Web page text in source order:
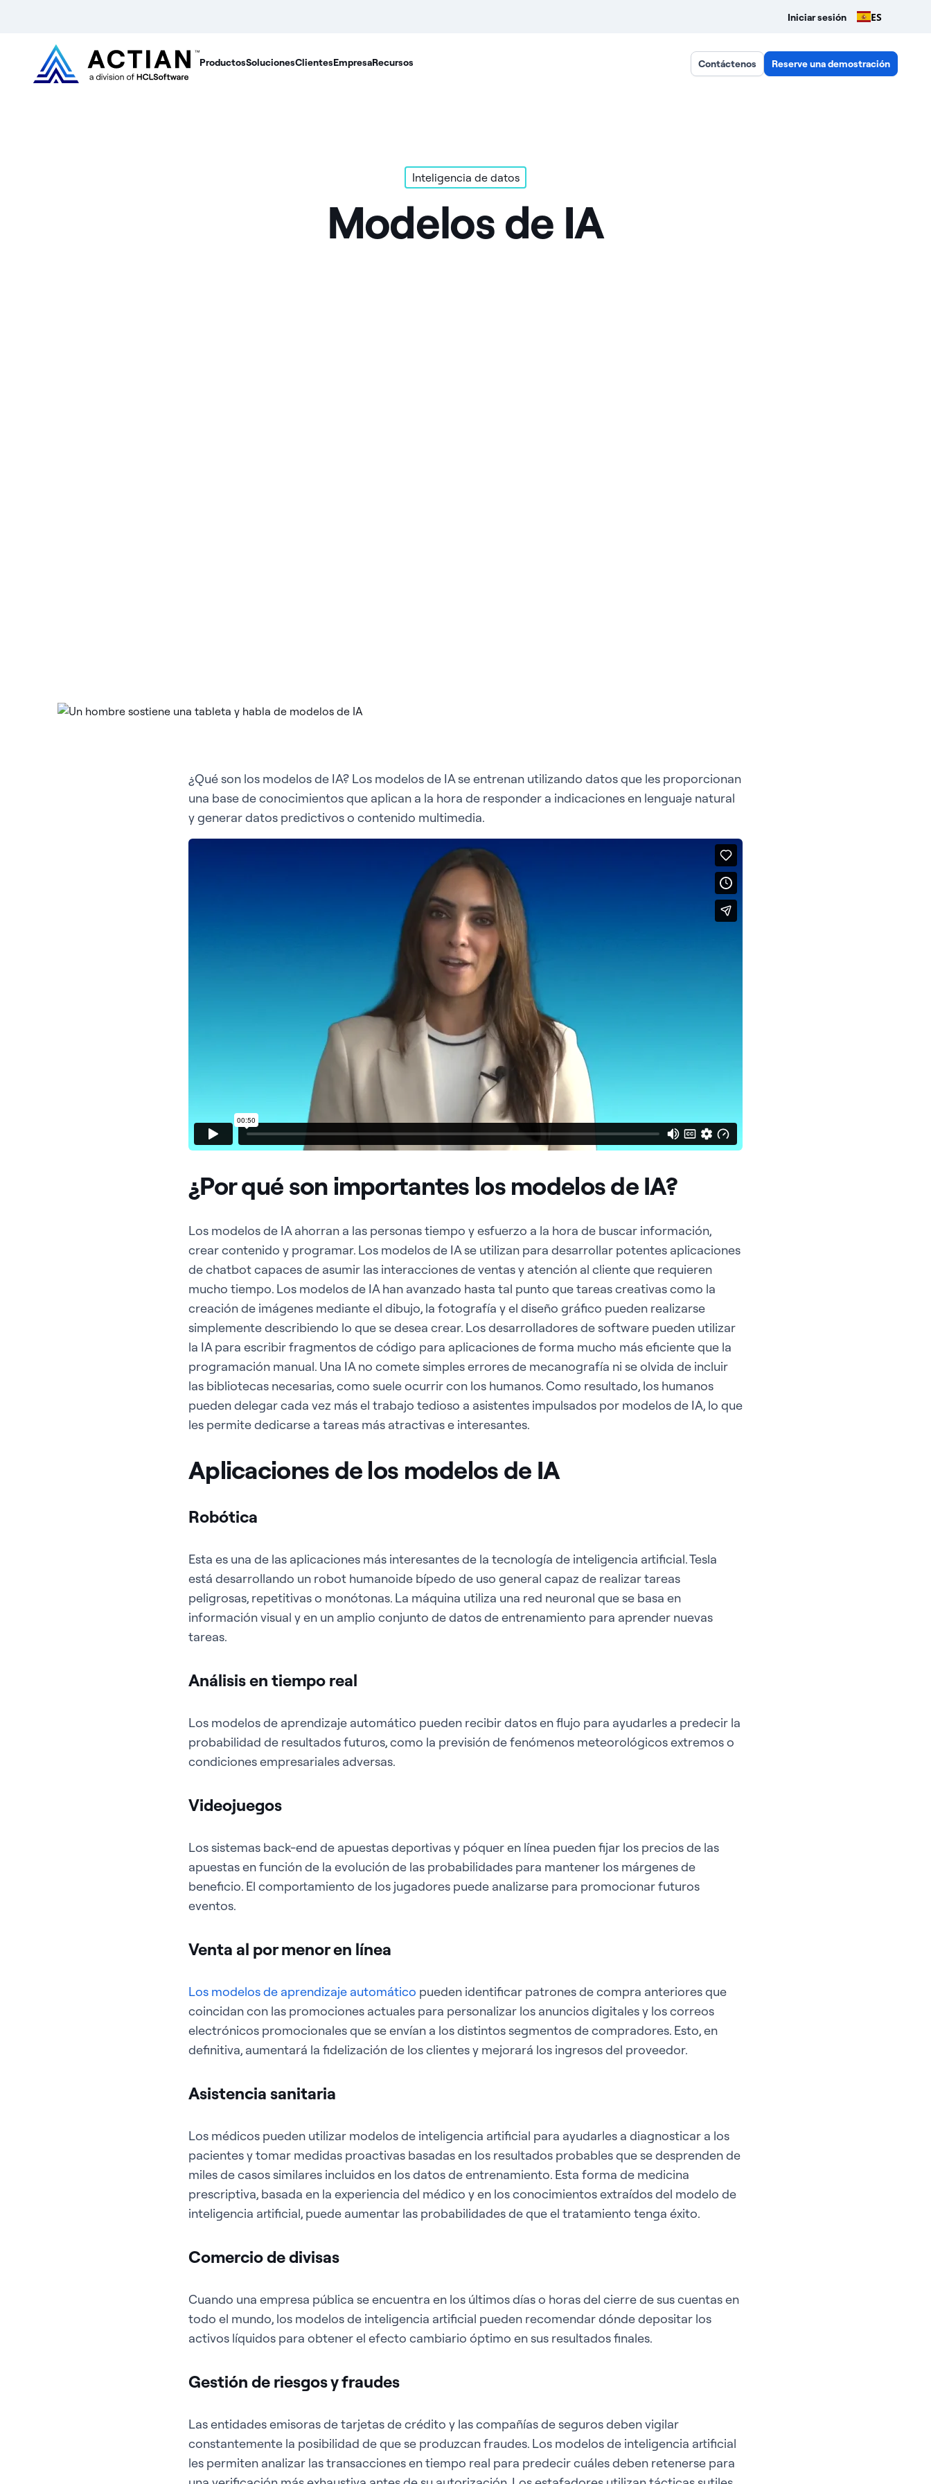
Iniciar sesión ES
ProductosSolucionesClientesEmpresaRecursos Contáctenos Reserve una demostración
Inteligencia de datos
Modelos de IA
¿Qué son los modelos de IA? Los modelos de IA se entrenan utilizando datos que les proporcionan
una base de conocimientos que aplican a la hora de responder a indicaciones en lenguaje natural
y generar datos predictivos o contenido multimedia.
¿Por qué son importantes los modelos de IA?
Los modelos de IA ahorran a las personas tiempo y esfuerzo a la hora de buscar información,
crear contenido y programar. Los modelos de IA se utilizan para desarrollar potentes aplicaciones
de chatbot capaces de asumir las interacciones de ventas y atención al cliente que requieren
mucho tiempo. Los modelos de IA han avanzado hasta tal punto que tareas creativas como la
creación de imágenes mediante el dibujo, la fotografía y el diseño gráfico pueden realizarse
simplemente describiendo lo que se desea crear. Los desarrolladores de software pueden utilizar
la IA para escribir fragmentos de código para aplicaciones de forma mucho más eficiente que la
programación manual. Una IA no comete simples errores de mecanografía ni se olvida de incluir
las bibliotecas necesarias, como suele ocurrir con los humanos. Como resultado, los humanos
pueden delegar cada vez más el trabajo tedioso a asistentes impulsados por modelos de IA, lo que
les permite dedicarse a tareas más atractivas e interesantes.
Aplicaciones de los modelos de IA
Robótica
Esta es una de las aplicaciones más interesantes de la tecnología de inteligencia artificial. Tesla
está desarrollando un robot humanoide bípedo de uso general capaz de realizar tareas
peligrosas, repetitivas o monótonas. La máquina utiliza una red neuronal que se basa en
información visual y en un amplio conjunto de datos de entrenamiento para aprender nuevas
tareas.
Análisis en tiempo real
Los modelos de aprendizaje automático pueden recibir datos en flujo para ayudarles a predecir la
probabilidad de resultados futuros, como la previsión de fenómenos meteorológicos extremos o
condiciones empresariales adversas.
Videojuegos
Los sistemas back-end de apuestas deportivas y póquer en línea pueden fijar los precios de las
apuestas en función de la evolución de las probabilidades para mantener los márgenes de
beneficio. El comportamiento de los jugadores puede analizarse para promocionar futuros
eventos.
Venta al por menor en línea
Los modelos de aprendizaje automático pueden identificar patrones de compra anteriores que
coincidan con las promociones actuales para personalizar los anuncios digitales y los correos
electrónicos promocionales que se envían a los distintos segmentos de compradores. Esto, en
definitiva, aumentará la fidelización de los clientes y mejorará los ingresos del proveedor.
Asistencia sanitaria
Los médicos pueden utilizar modelos de inteligencia artificial para ayudarles a diagnosticar a los
pacientes y tomar medidas proactivas basadas en los resultados probables que se desprenden de
miles de casos similares incluidos en los datos de entrenamiento. Esta forma de medicina
prescriptiva, basada en la experiencia del médico y en los conocimientos extraídos del modelo de
inteligencia artificial, puede aumentar las probabilidades de que el tratamiento tenga éxito.
Comercio de divisas
Cuando una empresa pública se encuentra en los últimos días o horas del cierre de sus cuentas en
todo el mundo, los modelos de inteligencia artificial pueden recomendar dónde depositar los
activos líquidos para obtener el efecto cambiario óptimo en sus resultados finales.
Gestión de riesgos y fraudes
Las entidades emisoras de tarjetas de crédito y las compañías de seguros deben vigilar
constantemente la posibilidad de que se produzcan fraudes. Los modelos de inteligencia artificial
les permiten analizar las transacciones en tiempo real para predecir cuáles deben retenerse para